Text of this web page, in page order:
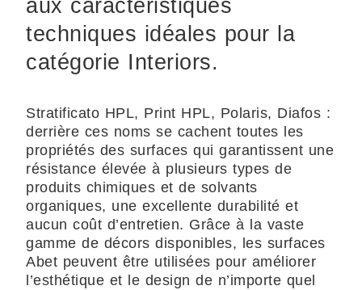
aux caractéristiques
techniques idéales pour la
catégorie Interiors.
Stratificato HPL, Print HPL, Polaris, Diafos :
derrière ces noms se cachent toutes les
propriétés des surfaces qui garantissent une
résistance élevée à plusieurs types de
produits chimiques et de solvants
organiques, une excellente durabilité et
aucun coût d’entretien. Grâce à la vaste
gamme de décors disponibles, les surfaces
Abet peuvent être utilisées pour améliorer
l’esthétique et le design de n’importe quel